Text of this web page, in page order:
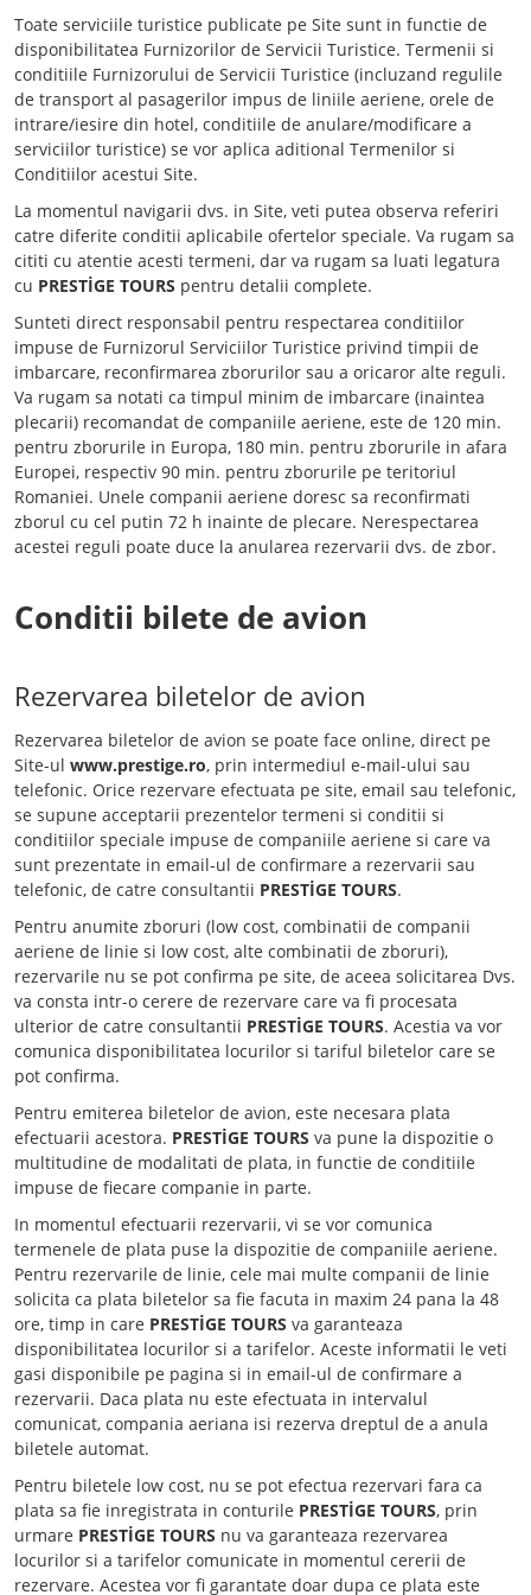
Toate serviciile turistice publicate pe Site sunt in functie de
disponibilitatea Furnizorilor de Servicii Turistice. Termenii si
conditiile Furnizorului de Servicii Turistice (incluzand regulile
de transport al pasagerilor impus de liniile aeriene, orele de
intrare/iesire din hotel, conditiile de anulare/modificare a
serviciilor turistice) se vor aplica aditional Termenilor si
Conditiilor acestui Site.
La momentul navigarii dvs. in Site, veti putea observa referiri
catre diferite conditii aplicabile ofertelor speciale. Va rugam sa
cititi cu atentie acesti termeni, dar va rugam sa luati legatura
cu PRESTİGE TOURS pentru detalii complete.
Sunteti direct responsabil pentru respectarea conditiilor
impuse de Furnizorul Serviciilor Turistice privind timpii de
imbarcare, reconfirmarea zborurilor sau a oricaror alte reguli.
Va rugam sa notati ca timpul minim de imbarcare (inaintea
plecarii) recomandat de companiile aeriene, este de 120 min.
pentru zborurile in Europa, 180 min. pentru zborurile in afara
Europei, respectiv 90 min. pentru zborurile pe teritoriul
Romaniei. Unele companii aeriene doresc sa reconfirmati
zborul cu cel putin 72 h inainte de plecare. Nerespectarea
acestei reguli poate duce la anularea rezervarii dvs. de zbor.
Conditii bilete de avion
Rezervarea biletelor de avion
Rezervarea biletelor de avion se poate face online, direct pe
Site-ul www.prestige.ro, prin intermediul e-mail-ului sau
telefonic. Orice rezervare efectuata pe site, email sau telefonic,
se supune acceptarii prezentelor termeni si conditii si
conditiilor speciale impuse de companiile aeriene si care va
sunt prezentate in email-ul de confirmare a rezervarii sau
telefonic, de catre consultantii PRESTİGE TOURS.
Pentru anumite zboruri (low cost, combinatii de companii
aeriene de linie si low cost, alte combinatii de zboruri),
rezervarile nu se pot confirma pe site, de aceea solicitarea Dvs.
va consta intr-o cerere de rezervare care va fi procesata
ulterior de catre consultantii PRESTİGE TOURS. Acestia va vor
comunica disponibilitatea locurilor si tariful biletelor care se
pot confirma.
Pentru emiterea biletelor de avion, este necesara plata
efectuarii acestora. PRESTİGE TOURS va pune la dispozitie o
multitudine de modalitati de plata, in functie de conditiile
impuse de fiecare companie in parte.
In momentul efectuarii rezervarii, vi se vor comunica
termenele de plata puse la dispozitie de companiile aeriene.
Pentru rezervarile de linie, cele mai multe companii de linie
solicita ca plata biletelor sa fie facuta in maxim 24 pana la 48
ore, timp in care PRESTİGE TOURS va garanteaza
disponibilitatea locurilor si a tarifelor. Aceste informatii le veti
gasi disponibile pe pagina si in email-ul de confirmare a
rezervarii. Daca plata nu este efectuata in intervalul
comunicat, compania aeriana isi rezerva dreptul de a anula
biletele automat.
Pentru biletele low cost, nu se pot efectua rezervari fara ca
plata sa fie inregistrata in conturile PRESTİGE TOURS, prin
urmare PRESTİGE TOURS nu va garanteaza rezervarea
locurilor si a tarifelor comunicate in momentul cererii de
rezervare. Acestea vor fi garantate doar dupa ce plata este